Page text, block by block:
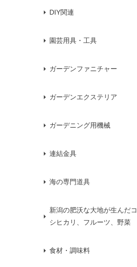
DIY関連
園芸用具・工具
ガーデンファニチャー
ガーデンエクステリア
ガーデニング用機械
連結金具
海の専門道具
新潟の肥沃な大地が生んだコ
シヒカリ、フルーツ、野菜
食材・調味料